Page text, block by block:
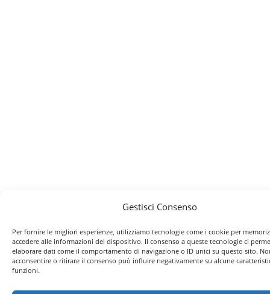
Gestisci Consenso
Per fornire le migliori esperienze, utilizziamo tecnologie come i cookie per
accedere alle informazioni del dispositivo. Il consenso a queste tecnologie ci
elaborare dati come il comportamento di navigazione o ID unici su questo sito.
acconsentire o ritirare il consenso può influire negativamente su alcune
funzioni.